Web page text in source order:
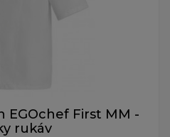
EGOchef First MM -
rukáv